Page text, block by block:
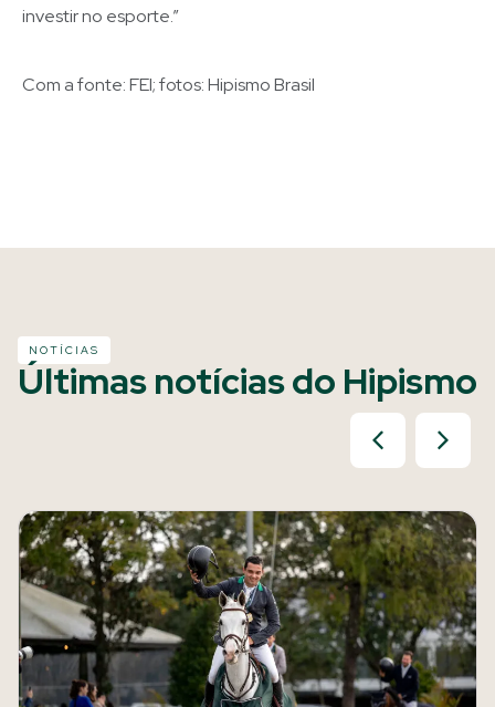
investir no esporte.”
Com a fonte: FEI; fotos: Hipismo Brasil
NOTÍCIAS
Últimas notícias do Hipismo